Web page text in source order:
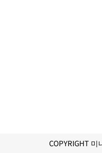
COPYRIGHT